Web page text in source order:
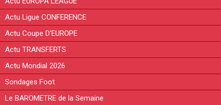
Actu Ligue CONFERENCE
Actu Coupe D'EUROPE
Actu TRANSFERTS
Actu Mondial 2026
Sondages Foot
Le BAROMETRE de la Semaine